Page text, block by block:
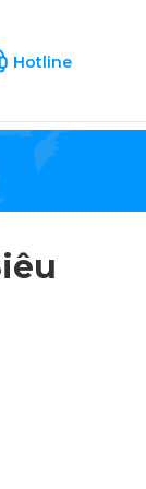
Profile
Hotline